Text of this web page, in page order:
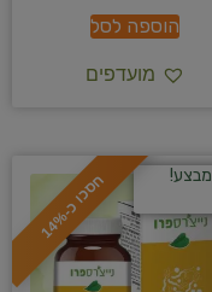
הוספה לסל
מועדפים
ח
ס
כ
ו
כ
-
1
4
% מבצע!